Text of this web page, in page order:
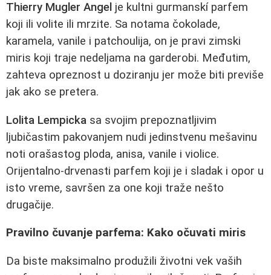
Thierry Mugler Angel je kultni gurmanskí parfem
koji ili volite ili mrzite. Sa notama čokolade,
karamela, vanile i patchoulija, on je pravi zimski
miris koji traje nedeljama na garderobi. Međutim,
zahteva opreznost u doziranju jer može biti previše
jak ako se pretera.
Lolita Lempicka sa svojim prepoznatljivim
ljubičastim pakovanjem nudi jedinstvenu mešavinu
noti orašastog ploda, anisa, vanile i violice.
Orijentalno-drvenasti parfem koji je i sladak i opor u
isto vreme, savršen za one koji traže nešto
drugačije.
Pravilno čuvanje parfema: Kako očuvati miris
Da biste maksimalno produžili životni vek vaših